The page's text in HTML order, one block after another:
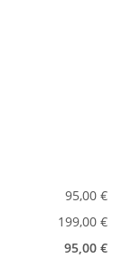
95,00 €
199,00 €
95,00 €